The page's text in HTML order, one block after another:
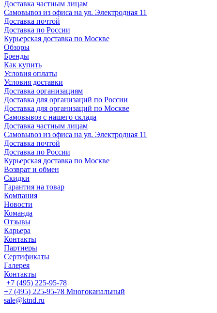
Доставка частным лицам
Самовывоз из офиса на ул. Электродная 11
Доставка почтой
Доставка по России
Курьерская доставка по Москве
Обзоры
Бренды
Как купить
Условия оплаты
Условия доставки
Доставка организациям
Доставка для организаций по России
Доставка для организаций по Москве
Самовывоз с нашего склада
Доставка частным лицам
Самовывоз из офиса на ул. Электродная 11
Доставка почтой
Доставка по России
Курьерская доставка по Москве
Возврат и обмен
Скидки
Гарантия на товар
Компания
Новости
Команда
Отзывы
Карьера
Контакты
Партнеры
Сертификаты
Галерея
Контакты
+7 (495) 225-95-78
+7 (495) 225-95-78 Многоканальный
sale@ktnd.ru